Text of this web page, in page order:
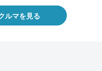
ルマを見る